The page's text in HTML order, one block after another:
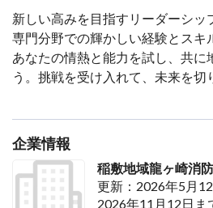
新しい高みを目指すリーダーシッ
専門分野での輝かしい経験とスキ
あなたの情熱と能力を試し、共に
う。挑戦を受け入れて、未来を切
企業情報
稲敷地域龍ヶ崎消
更新：2026年5月
2026年11月12日ま